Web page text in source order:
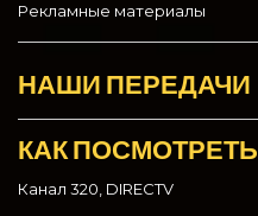
Рекламные материалы
НАШИ ПЕРЕДАЧИ
КАК ПОСМОТРЕТЬ
Канал 320, DIRECTV